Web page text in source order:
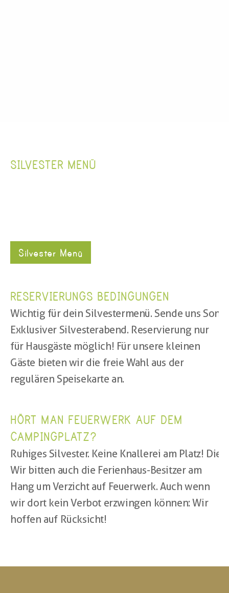
SILVESTER MENÜ
Silvester Menü
RESERVIERUNGS BEDINGUNGEN
Wichtig für dein Silvestermenü. Sende uns
Exklusiver Silvesterabend. Reservierung nur
für Hausgäste möglich! Für unsere kleinen
Gäste bieten wir die freie Wahl aus der
regulären Speisekarte an.
HÖRT MAN FEUERWERK AUF DEM
CAMPINGPLATZ?
Ruhiges Silvester. Keine Knallerei am Platz!
Wir bitten auch die Ferienhaus-Besitzer am
Hang um Verzicht auf Feuerwerk. Auch wenn
wir dort kein Verbot erzwingen können: Wir
hoffen auf Rücksicht!